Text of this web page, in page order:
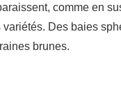
comme en
Des baies
brunes.